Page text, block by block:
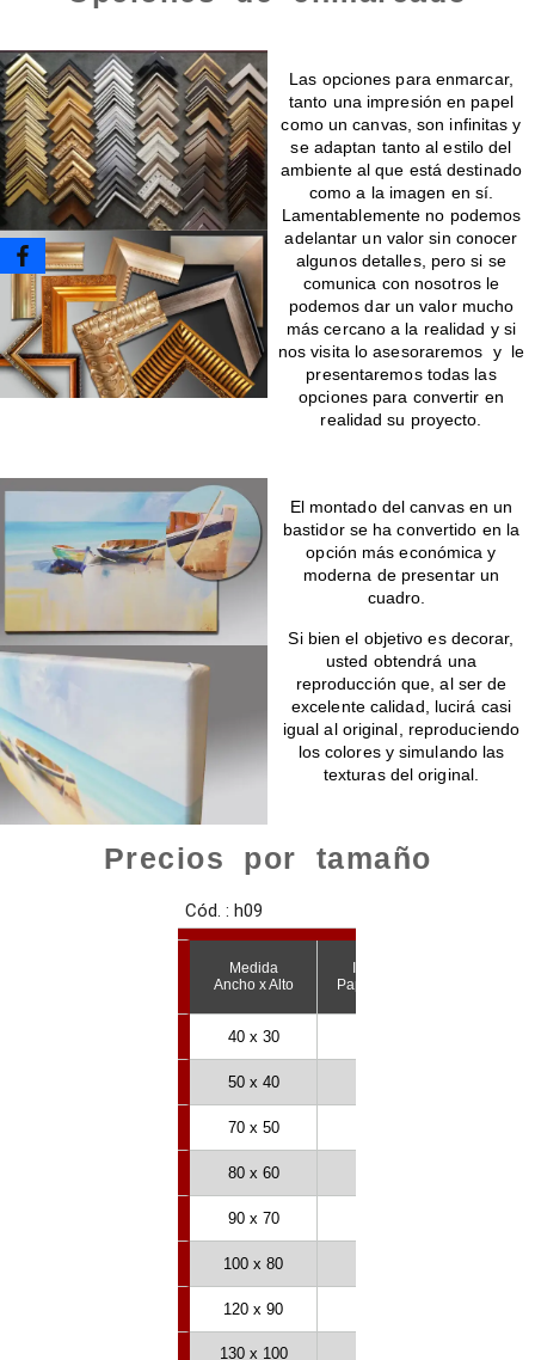
Las opciones para enmarcar,
tanto una impresión en papel
como un canvas, son infinitas y
se adaptan tanto al estilo del
ambiente al que está destinado
como a la imagen en sí.
Lamentablemente no podemos
adelantar un valor sin conocer
algunos detalles, pero si se
comunica con nosotros le
podemos dar un valor mucho
más cercano a la realidad y si
nos visita lo asesoraremos y le
presentaremos todas las
opciones para convertir en
realidad su proyecto.
El montado del canvas en un
bastidor se ha convertido en la
opción más económica y
moderna de presentar un
cuadro.
Si bien el objetivo es decorar,
usted obtendrá una
reproducción que, al ser de
excelente calidad, lucirá casi
igual al original, reproduciendo
los colores y simulando las
texturas del original.
Precios por tamaño